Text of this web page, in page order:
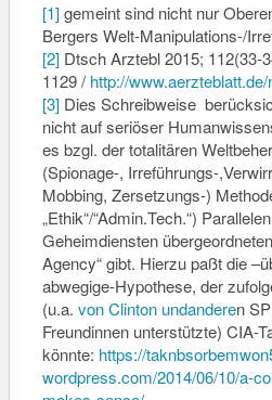
[1]gemeint sind nicht nur
Bergers Welt-Manipulations-/
[2]Dtsch Arztebl 2015; 112(33-
1129 / http://www.aerzteblatt.de/
[3]Dies Schreibweise
nicht auf seriöser
es bzgl. der totalitären
(Spionage-, Irreführungs-
Mobbing, Zersetzungs-)
„Ethik“/“Admin.Tech.“)
Geheimdiensten
Agency“ gibt. Hierzu paßt die
abwegige-Hypothese, der
(u.a. von Clinton undanderen
Freundinnen unterstützte) CIA-
könnte: https://
wordpress.com/2014/06/10/a-